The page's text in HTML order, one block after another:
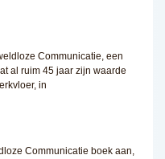
Communicatie, een
al ruim 45 jaar zijn waarde
in
Communicatie boek aan,